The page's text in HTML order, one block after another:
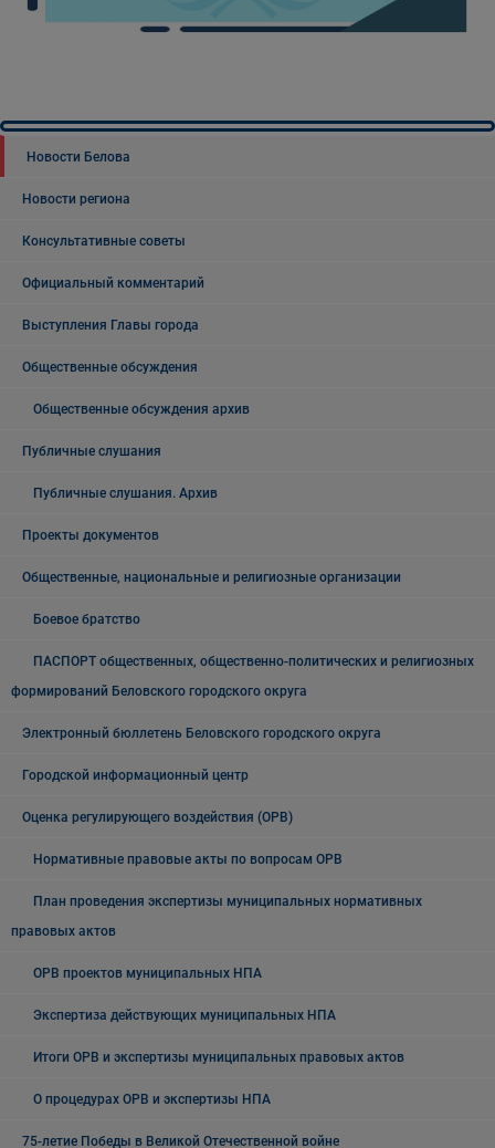
Новости Белова
Новости региона
Консультативные советы
Официальный комментарий
Выступления Главы города
Общественные обсуждения
Общественные обсуждения архив
Публичные слушания
Публичные слушания. Архив
Проекты документов
Общественные, национальные и религиозные организации
Боевое братство
ПАСПОРТ общественных, общественно-политических и религиозных
формирований Беловского городского округа
Электронный бюллетень Беловского городского округа
Городской информационный центр
Оценка регулирующего воздействия (ОРВ)
Нормативные правовые акты по вопросам ОРВ
План проведения экспертизы муниципальных нормативных
правовых актов
ОРВ проектов муниципальных НПА
Экспертиза действующих муниципальных НПА
Итоги ОРВ и экспертизы муниципальных правовых актов
О процедурах ОРВ и экспертизы НПА
75-летие Победы в Великой Отечественной войне